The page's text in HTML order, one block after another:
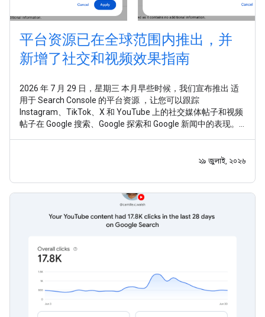
平台资源已在全球范围内推出，并
新增了社交和视频效果指南
2026 年 7 月 29 日，星期三 本月早些时候，我们宣布推出 适
用于 Search Console 的平台资源 ，让您可以跟踪
Instagram、TikTok、X 和 YouTube 上的社交媒体帖子和视频
帖子在 Google 搜索、Google 探索和 Google 新闻中的表现。
力，让您能够充分利用这些全新的数据洞见。今天，我们还发
২৯ জুলাই, ২০২৬